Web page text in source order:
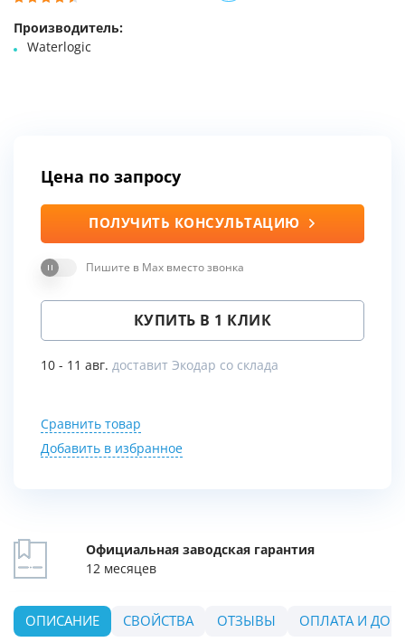
Производитель:
Waterlogic
Цена по запросу
ПОЛУЧИТЬ КОНСУЛЬТАЦИЮ
Пишите в Max вместо звонка
КУПИТЬ В 1 КЛИК
10 - 11 авг. доставит Экодар со склада
Сравнить товар
Добавить в избранное
Официальная заводская гарантия
12 месяцев
ОПИСАНИЕ СВОЙСТВА ОТЗЫВЫ ОПЛАТА И